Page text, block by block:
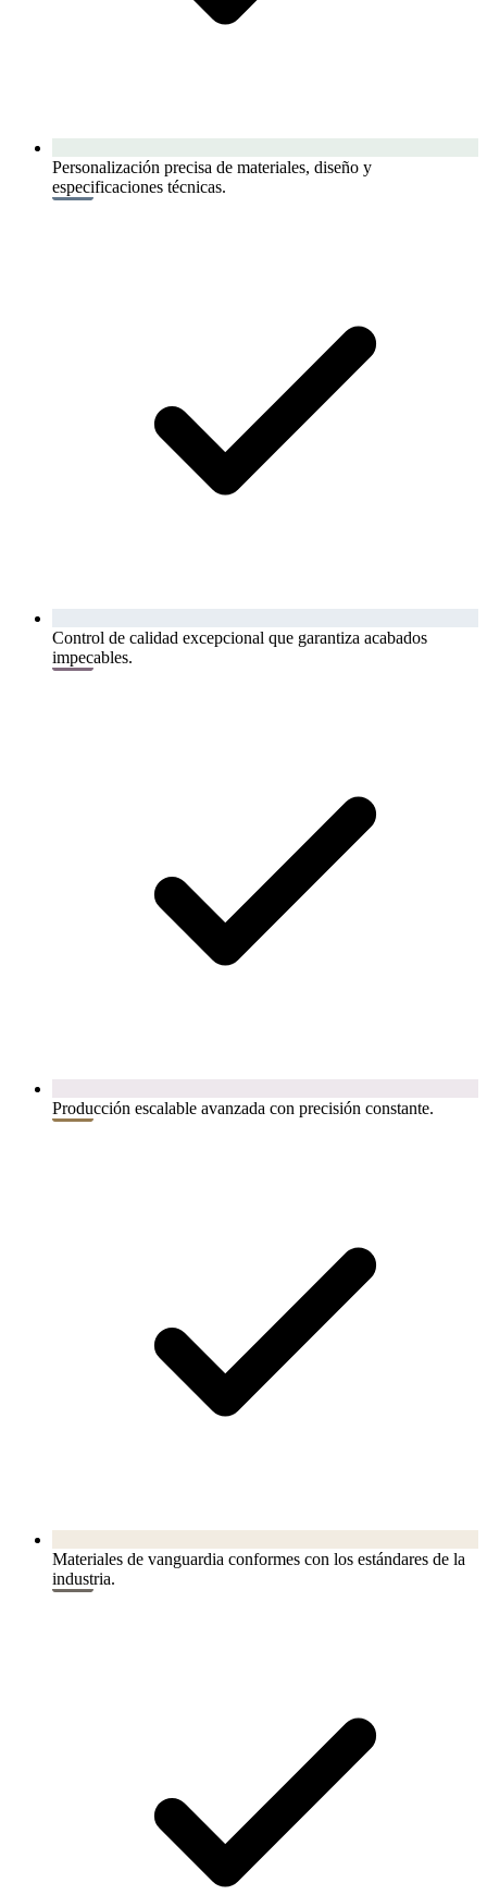
Personalización precisa de materiales, diseño y
especificaciones técnicas.
Control de calidad excepcional que garantiza acabados
impecables.
Producción escalable avanzada con precisión constante.
Materiales de vanguardia conformes con los estándares de la
industria.